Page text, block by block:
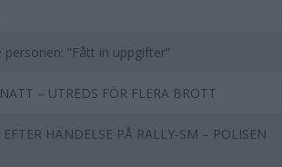
”Fått in uppgifter”
– UTREDS FÖR FLERA BROTT
HÄNDELSE PÅ RALLY-SM – POLISEN